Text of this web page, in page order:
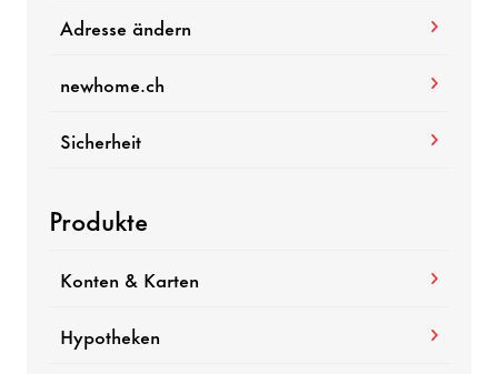
Adresse ändern
newhome.ch
Sicherheit
Produkte
Konten & Karten
Hypotheken